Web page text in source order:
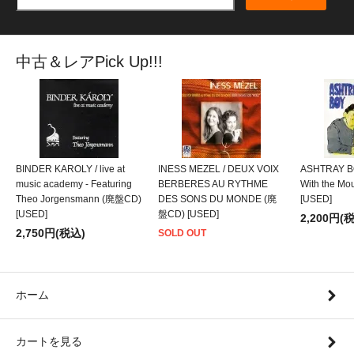
中古＆レアPick Up!!!
BINDER KAROLY / live at
music academy - Featuring
Theo Jorgensmann (廃盤CD)
[USED]
2,750円(税込)
INESS MEZEL / DEUX VOIX
BERBERES AU RYTHME
DES SONS DU MONDE (廃
盤CD) [USED]
SOLD OUT
ASHTRAY
With the
[USED]
2,200円(
ホーム
カートを見る